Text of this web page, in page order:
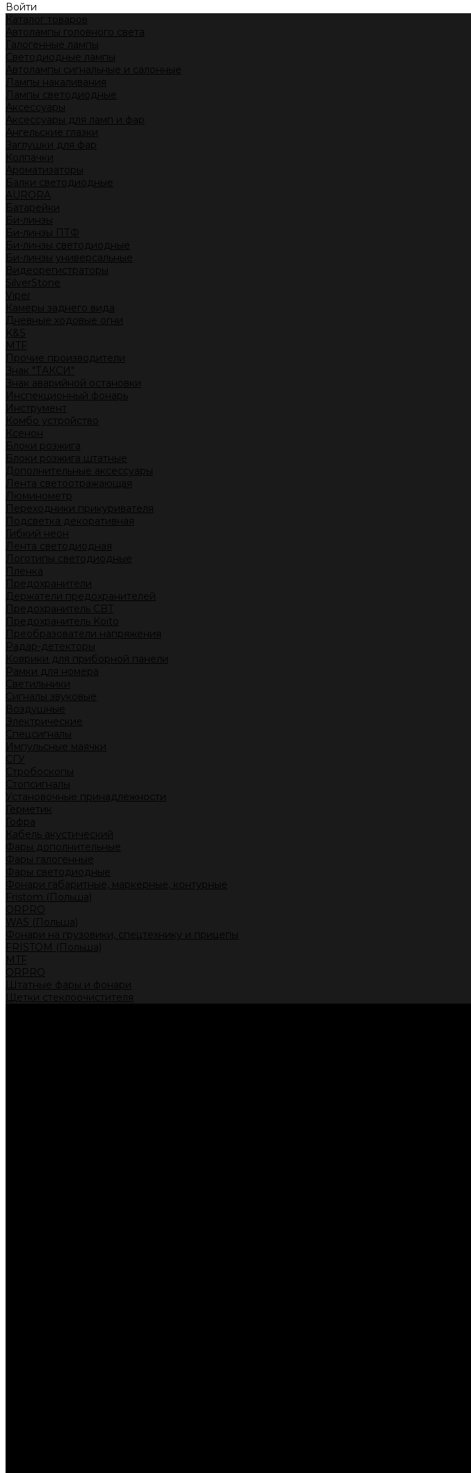
Войти
Каталог товаров
Автолампы головного света
Галогенные лампы
Светодиодные лампы
Автолампы сигнальные и салонные
Лампы накаливания
Лампы светодиодные
Аксессуары
Аксессуары для ламп и фар
Ангельские глазки
Заглушки для фар
Колпачки
Ароматизаторы
Балки светодиодные
AURORA
Батарейки
Би-линзы
Би-линзы ПТФ
Би-линзы светодиодные
Би-линзы универсальные
Видеорегистраторы
SilverStone
Viper
Камеры заднего вида
Дневные ходовые огни
K&S
MTF
Прочие производители
Знак "ТАКСИ"
Знак аварийной остановки
Инспекционный фонарь
Инструмент
Комбо устройство
Ксенон
Блоки розжига
Блоки розжига штатные
Дополнительные аксессуары
Лента светоотражающая
Люминометр
Переходники прикуривателя
Подсветка декоративная
Гибкий неон
Лента светодиодная
Логотипы светодиодные
Пленка
Предохранители
Держатели предохранителей
Предохранитель CBT
Предохранитель Koito
Преобразователи напряжения
Радар-детекторы
Коврики для приборной панели
Рамки для номера
Светильники
Сигналы звуковые
Воздушные
Электрические
Спецсигналы
Импульсные маячки
СГУ
Стробоскопы
Стопсигналы
Установочные принадлежности
Герметик
Гофра
Кабель акустический
Фары дополнительные
Фары галогенные
Фары светодиодные
Фонари габаритные, маркерные, контурные
Fristom (Польша)
ORPRO
WAS (Польша)
Фонари на грузовики, спецтехнику и прицепы
FRISTOM (Польша)
MTF
ORPRO
Штатные фары и фонари
Щетки стеклоочистителя